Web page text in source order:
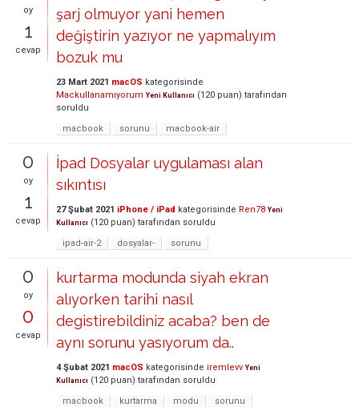
oy
1
cevap
şarj olmuyor yani hemen
değiştirin yazıyor ne yapmalıyım
bozuk mu
23 Mart 2021 macOS kategorisinde
Mackullanamıyorum Yeni Kullanıcı (120 puan) tarafından
soruldu
macbook
sorunu macbook-air
0
oy
1
cevap
İpad Dosyalar uygulaması alan
sıkıntısı
27 Şubat 2021 iPhone / iPad kategorisinde Ren78 Yeni
Kullanıcı (120 puan) tarafından soruldu
ipad-air-2
dosyalar- sorunu
0
oy
0
cevap
kurtarma modunda siyah ekran
alıyorken tarihi nasıl
degistirebildiniz acaba? ben de
aynı sorunu yasıyorum da..
4 Şubat 2021 macOS kategorisinde iremlevv Yeni
Kullanıcı (120 puan) tarafından soruldu
macbook
kurtarma modu sorunu